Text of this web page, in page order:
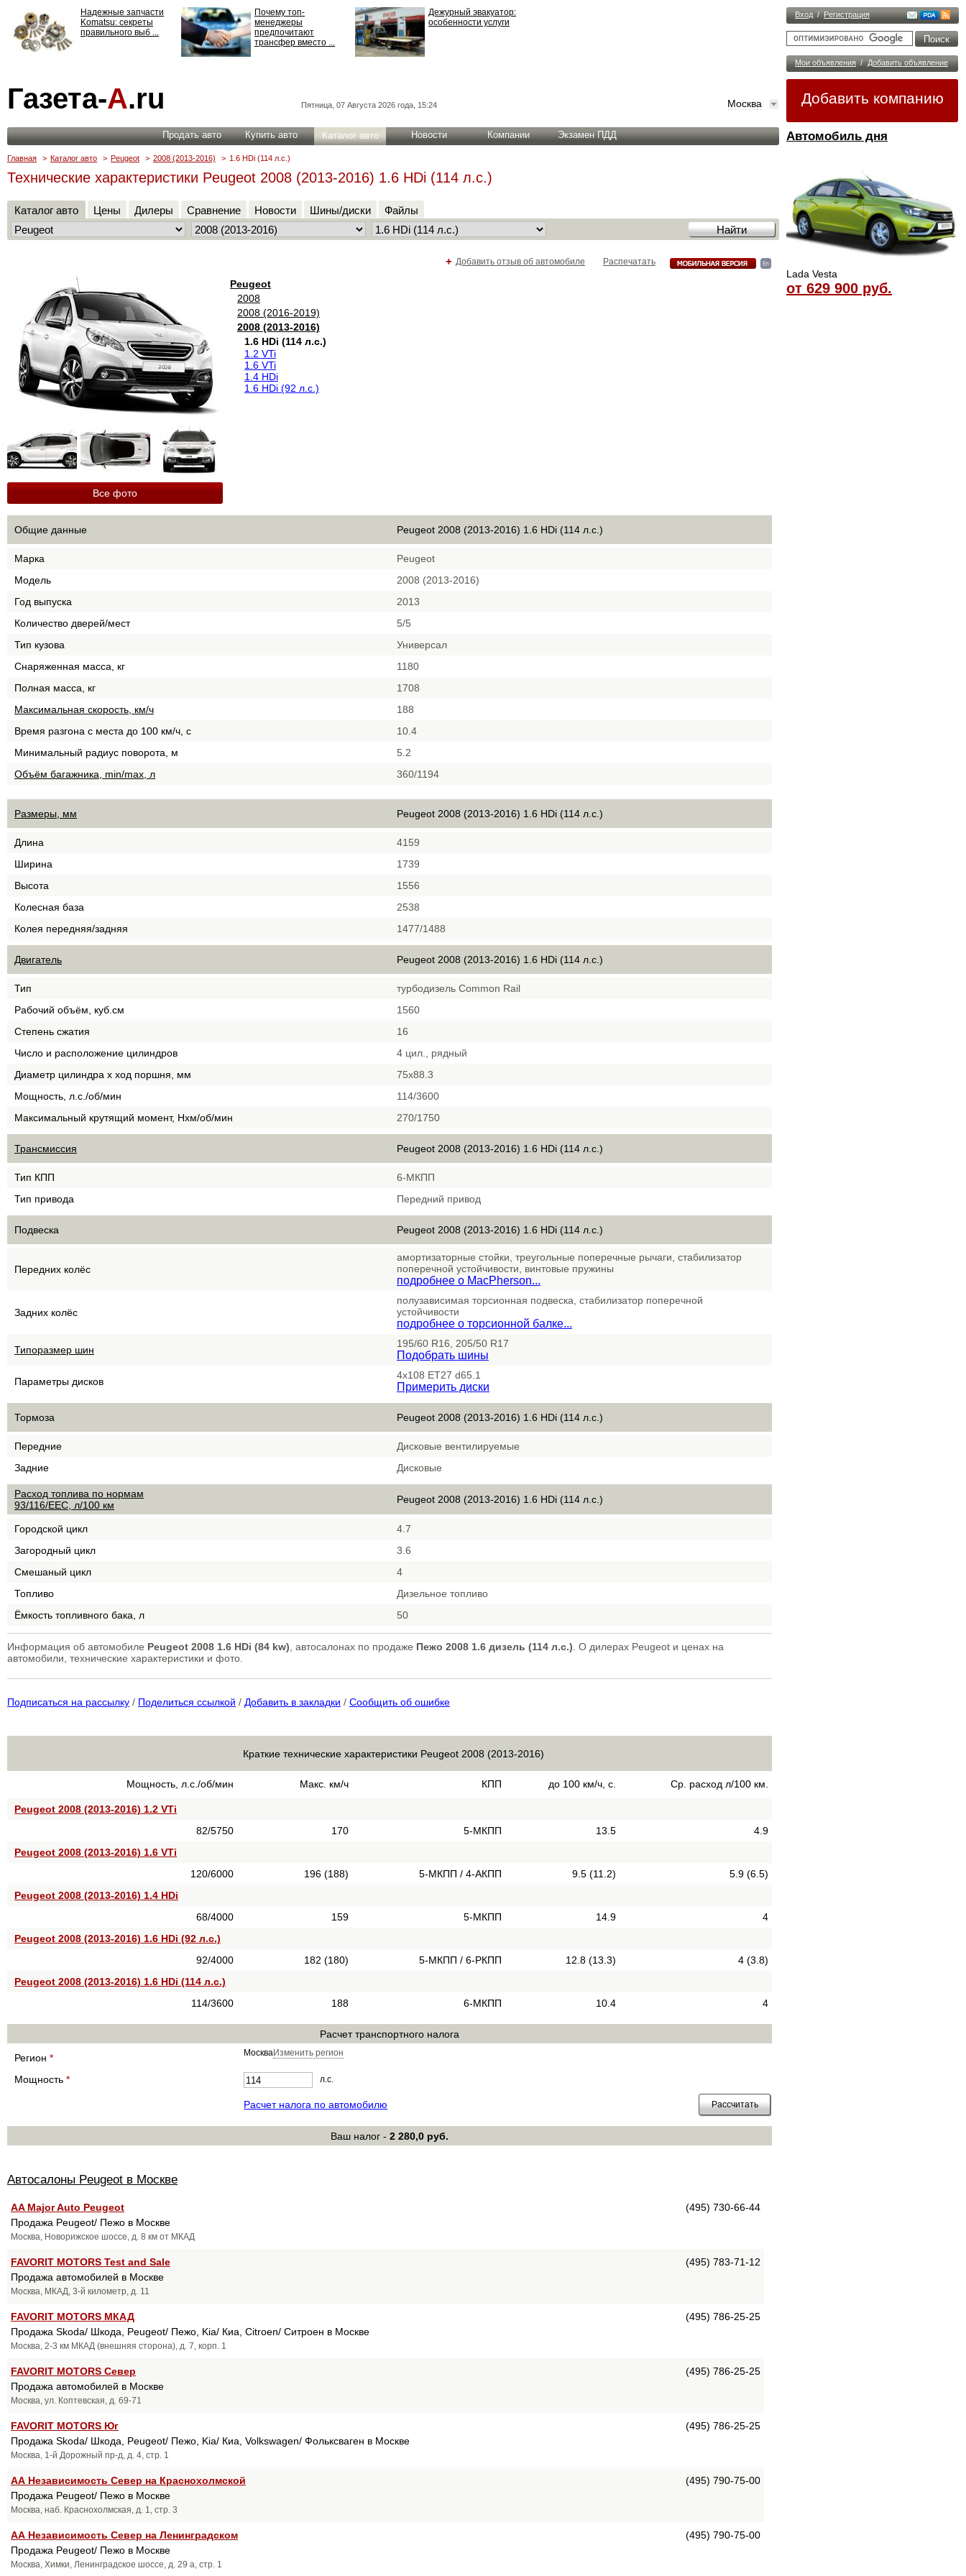
Вход / Регистрация
Мои объявления / Добавить объявление
Добавить компанию
Автомобиль дня
Lada Vesta
от 629 900 руб.
Надежные запчасти
Komatsu: секреты
правильного выб ...
Почему топ-
менеджеры
предпочитают
трансфер вместо ...
Дежурный эвакуатор:
особенности услуги
ответственности: все,
что нужно знать ...
Газета-А.ru Пятница, 07 Августа 2026 года, 15:24 Москва
Продать авто Купить авто Каталог авто Новости Компании Экзамен ПДД
Главная > Каталог авто > Peugeot > 2008 (2013-2016) > 1.6 HDi (114 л.с.)
Технические характеристики Peugeot 2008 (2013-2016) 1.6 HDi (114 л.с.)
Каталог авто Цены Дилеры Сравнение Новости Шины/диски Файлы
Распечатать
+ Добавить отзыв об автомобиле
Все фото
Peugeot
2008
2008 (2016-2019)
2008 (2013-2016)
1.6 HDi (114 л.с.)
1.2 VTi
1.6 VTi
1.4 HDi
1.6 HDi (92 л.с.)
Общие данные Peugeot 2008 (2013-2016) 1.6 HDi (114 л.с.)
Марка
Peugeot
Модель
2008 (2013-2016)
Год выпуска
2013
Количество дверей/мест
5/5
Тип кузова
Универсал
Снаряженная масса, кг
1180
Полная масса, кг
1708
Максимальная скорость, км/ч
188
Время разгона с места до 100 км/ч, с
10.4
Минимальный радиус поворота, м
5.2
Объём багажника, min/max, л
360/1194
Размеры, мм Peugeot 2008 (2013-2016) 1.6 HDi (114 л.с.)
Длина
4159
Ширина
1739
Высота
1556
Колесная база
2538
Колея передняя/задняя
1477/1488
Двигатель Peugeot 2008 (2013-2016) 1.6 HDi (114 л.с.)
Тип
турбодизель Common Rail
Рабочий объём, куб.см
1560
Степень сжатия
16
Число и расположение цилиндров
4 цил., рядный
Диаметр цилиндра х ход поршня, мм
75х88.3
Мощность, л.с./об/мин
114/3600
Максимальный крутящий момент, Нхм/об/мин
270/1750
Трансмиссия Peugeot 2008 (2013-2016) 1.6 HDi (114 л.с.)
Тип КПП
6-МКПП
Тип привода
Передний привод
Подвеска Peugeot 2008 (2013-2016) 1.6 HDi (114 л.с.)
Передних колёс
амортизаторные стойки, треугольные поперечные рычаги, стабилизатор
поперечной устойчивости, винтовые пружины
подробнее о MacPherson...
Задних колёс
полузависимая торсионная подвеска, стабилизатор поперечной
устойчивости
подробнее о торсионной балке...
Типоразмер шин
195/60 R16, 205/50 R17
Подобрать шины
Параметры дисков
4x108 ET27 d65.1
Примерить диски
Тормоза Peugeot 2008 (2013-2016) 1.6 HDi (114 л.с.)
Передние
Дисковые вентилируемые
Задние
Дисковые
Расход топлива по нормам
93/116/EEC, л/100 км
Peugeot 2008 (2013-2016) 1.6 HDi (114 л.с.)
Городской цикл
4.7
Загородный цикл
3.6
Смешаный цикл
4
Топливо
Дизельное топливо
Ёмкость топливного бака, л
50
Информация об автомобиле Peugeot 2008 1.6 HDi (84 kw) , автосалонах по продаже Пежо 2008 1.6 дизель (114 л.с.) . О дилерах Peugeot и ценах на
автомобили, технические характеристики и фото.
Подписаться на рассылку / Поделиться ссылкой / Добавить в закладки / Сообщить об ошибке
Краткие технические характеристики Peugeot 2008 (2013-2016)
Мощность, л.с./об/мин Макс. км/ч КПП до 100 км/ч, с. Ср. расход л/100 км.
Peugeot 2008 (2013-2016) 1.2 VTi
82/5750
170 5-МКПП 13.5
4.9
Peugeot 2008 (2013-2016) 1.6 VTi
120/6000
196 (188) 5-МКПП / 4-АКПП 9.5 (11.2)
5.9 (6.5)
Peugeot 2008 (2013-2016) 1.4 HDi
68/4000
159 5-МКПП 14.9
4
Peugeot 2008 (2013-2016) 1.6 HDi (92 л.с.)
92/4000
182 (180) 5-МКПП / 6-РКПП 12.8 (13.3)
4 (3.8)
Peugeot 2008 (2013-2016) 1.6 HDi (114 л.с.)
114/3600
188 6-МКПП 10.4 4
Расчет транспортного налога
Регион * МоскваИзменить регион
Мощность * л.с.
Расчет налога по автомобилю
Ваш налог - 2 280,0 руб.
Автосалоны Peugeot в Москве
AA Major Auto Peugeot
(495) 730-66-44
Продажа Peugeot/ Пежо в Москве
Москва, Новорижское шоссе, д. 8 км от МКАД
FAVORIT MOTORS Test and Sale
(495) 783-71-12
Продажа автомобилей в Москве
Москва, МКАД, 3-й километр, д. 11
FAVORIT MOTORS МКАД
(495) 786-25-25
Продажа Skoda/ Шкода, Peugeot/ Пежо, Kia/ Киа, Citroen/ Ситроен в Москве
Москва, 2-3 км МКАД (внешняя сторона), д. 7, корп. 1
FAVORIT MOTORS Север
(495) 786-25-25
Продажа автомобилей в Москве
Москва, ул. Коптевская, д. 69-71
FAVORIT MOTORS Юг
(495) 786-25-25
Продажа Skoda/ Шкода, Peugeot/ Пежо, Kia/ Киа, Volkswagen/ Фольксваген в Москве
Москва, 1-й Дорожный пр-д, д. 4, стр. 1
АА Независимость Север на Краснохолмской
(495) 790-75-00
Продажа Peugeot/ Пежо в Москве
Москва, наб. Краснохолмская, д. 1, стр. 3
АА Независимость Север на Ленинградском
(495) 790-75-00
Продажа Peugeot/ Пежо в Москве
Москва, Химки, Ленинградское шоссе, д. 29 а, стр. 1